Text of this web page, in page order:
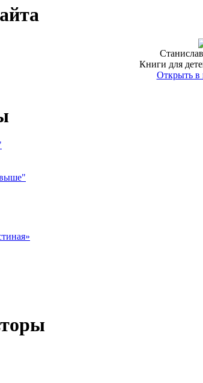
Книги для
Открыть в